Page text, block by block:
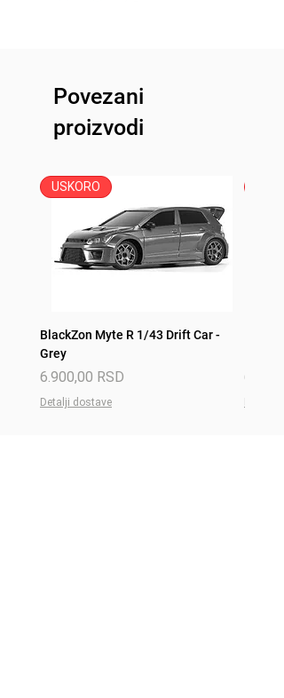
Povezani
proizvodi
USKORO
BlackZon Myte R 1/43 Drift Car -
Grey
Price
6.900,00 RSD
Detalji dostave
Price